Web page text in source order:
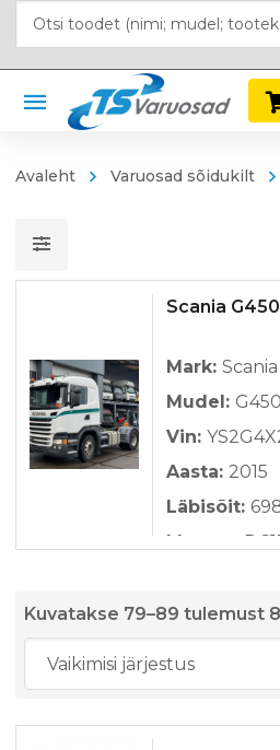
Avaleht Varuosad sõidukilt
Scania G450
Mark: Scania
Mudel: G450
Vin:
Aasta: 2015
Läbisõit:
Mootor:
Võimsus:
Kuvatakse 79–89 tulemust